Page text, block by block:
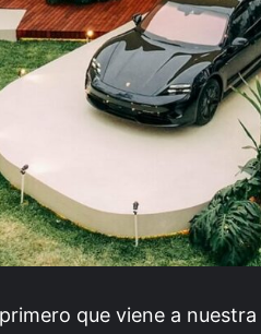
que viene a